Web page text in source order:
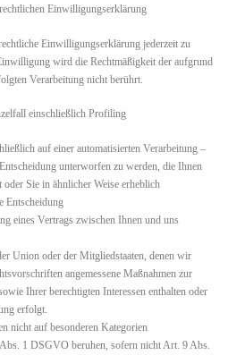
Einwilligungserklärung
Einwilligungserklärung jederzeit zu
wird die Rechtmäßigkeit der aufgrund
Verarbeitung nicht berührt.
einschließlich Profiling
auf einer automatisierten Verarbeitung –
unterworfen zu werden, die Ihnen
Sie in ähnlicher Weise erheblich
Entscheidung
eines Vertrags zwischen Ihnen und uns
Union oder der Mitgliedstaaten, denen wir
angemessene Maßnahmen zur
Ihrer berechtigten Interessen enthalten oder
erfolgt.
nicht auf besonderen Kategorien
1 DSGVO beruhen, sofern nicht Art. 9 Abs.